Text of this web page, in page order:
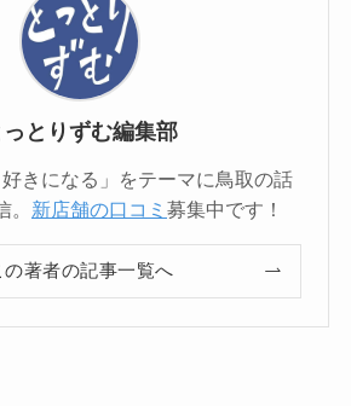
っとりずむ編集部
好きになる」をテーマに鳥取の話
新店舗の口コミ 募集中です！
の著者の記事一覧へ